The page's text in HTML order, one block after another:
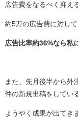
広告費をなるべく抑え
約5万の広告費に対し
広告比率約36%なら私
また、先月後半から外
件の新規出稿をしてい
ようやく成果が出てき